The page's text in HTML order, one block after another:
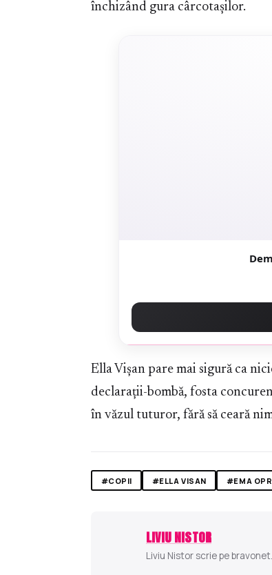
închizând gura cârcotașilor.
Ella Vișan pare mai sigură ca
declarații-bombă, fosta
în văzul tuturor, fără să ceară
#COPII #ELLA VISAN #EMA
LIVIU NISTOR
Liviu Nistor scrie pe